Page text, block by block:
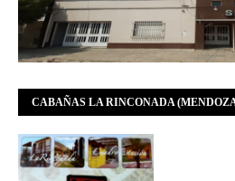
CABAÑAS LA RINCONADA